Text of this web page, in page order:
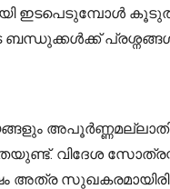
ഇടപെടുമ്പോൾ
പ്രശ്നങ്ങൾ
വിദേശ
അത്ര